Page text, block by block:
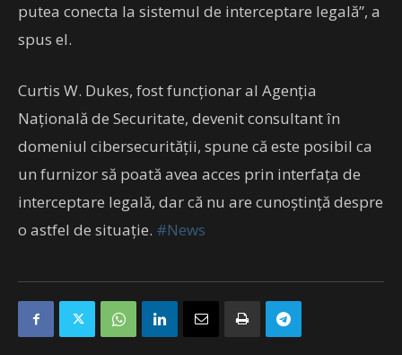
putea conecta la sistemul de interceptare legală”, a
spus el.
Curtis W. Dukes, fost funcţionar al Agenţia
Naţională de Securitate, devenit consultant în
domeniul cibersecurităţii, spune că este posibil ca
un furnizor să poată avea acces prin interfaţa de
interceptare legală, dar că nu are cunoştinţă despre
o astfel de situaţie. #News